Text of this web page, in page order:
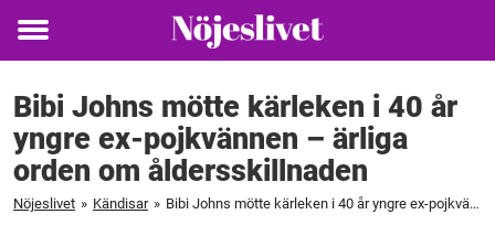
Toggle
Bibi Johns mötte kärleken i 40 år
yngre ex-pojkvännen – ärliga
orden om åldersskillnaden
Nöjeslivet » Kändisar » Bibi Johns mötte kärleken i 40 år yngre ex-pojkvännen – ärliga orden om åldersskillnaden